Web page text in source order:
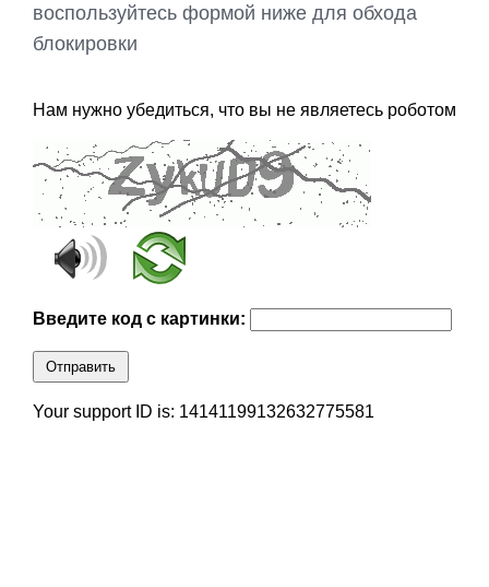
воспользуйтесь формой ниже для обхода
блокировки
Нам нужно убедиться, что вы не являетесь роботом
Введите код с картинки:
Отправить
Your support ID is: 14141199132632775581